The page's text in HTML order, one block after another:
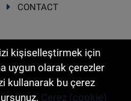
CONTACT
Her hakkı saklıdır.
kişiselleştirmek için
uygun olarak çerezler
kullanarak bu çerez
Çerez (cookie)